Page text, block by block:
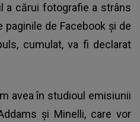
a cărui fotografie a strâns
de Facebook și de
cumulat, va fi declarat
avea în studioul emisiunii
și Minelli, care vor